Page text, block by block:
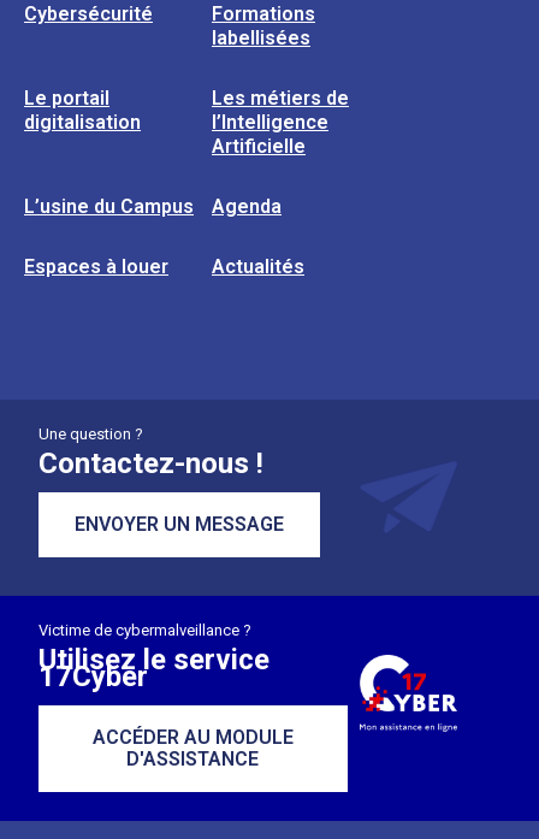
Cybersécurité
Formations
labellisées
Le portail
digitalisation
Les métiers de
l’Intelligence
Artificielle
L’usine du Campus Agenda
Espaces à louer Actualités
Une question ?
Contactez-nous !
ENVOYER UN MESSAGE
Victime de cybermalveillance ?
Utilisez le service
17Cyber
ACCÉDER AU MODULE
D'ASSISTANCE